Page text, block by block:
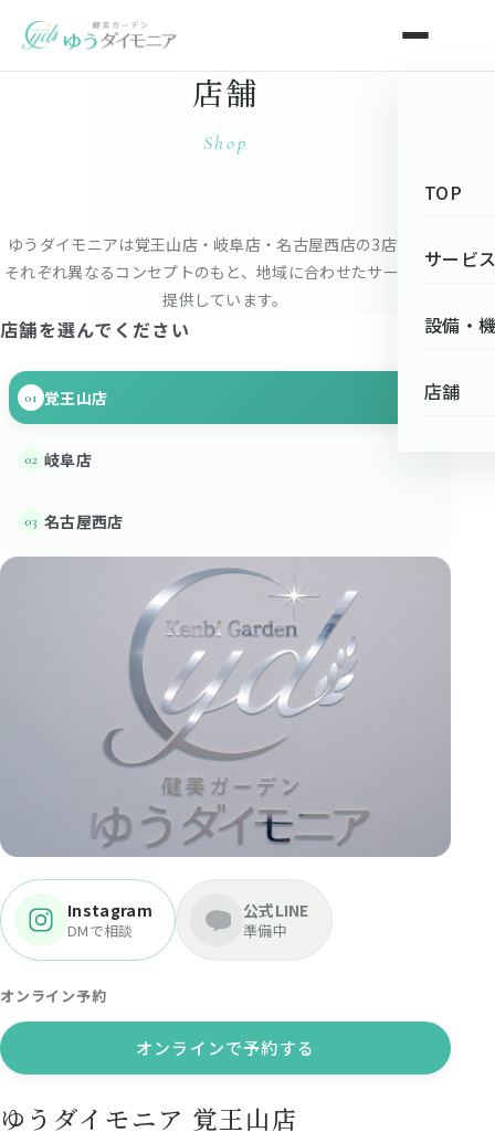
TOP
サービ
設備・
店舗
店舗
Shop
ゆうダイモニアは覚王山店・岐阜店・名古屋西店の3店舗で、
それぞれ異なるコンセプトのもと、地域に合わせたサービスを
提供しています。
店舗を選んでください
01 覚王山店
02 岐阜店
03 名古屋西店
Instagram
DMで相談
公式LINE
準備中
オンライン予約
オンラインで予約する
ゆうダイモニア 覚王山店